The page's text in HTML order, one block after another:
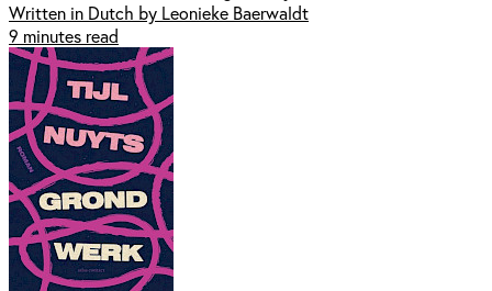
Written in Dutch by Leonieke Baerwaldt
9 minutes read